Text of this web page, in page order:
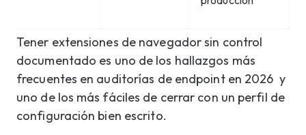
Tener extensiones de navegador sin control
documentado es uno de los hallazgos más
frecuentes en auditorías de endpoint en 2026 y
uno de los más fáciles de cerrar con un perfil de
configuración bien escrito.